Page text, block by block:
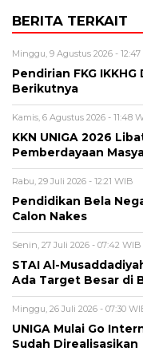
BERITA TERKAIT
Minggu, 9 Agustus 2026 -
Pendirian FKG
Berikutnya
Kamis, 6 Agustus 2026 - 11:48
KKN UNIGA 2026
Pemberdayaan
Rabu, 29 Juli 2026 - 12:21 WIB
Pendidikan Bela
Calon Nakes
Senin, 27 Juli 2026 - 07:42 WIB
STAI Al-
Ada Target Besar di
Minggu, 26 Juli 2026 - 07:30
UNIGA Mulai Go
Sudah Direalisasikan